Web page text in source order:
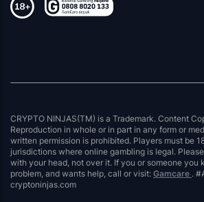
CRYPTO NINJAS(TM) is a Trademark. Content
Reproduction in whole or in part in any form or
written permission is prohibited. Players must be
jurisdictions where online gambling is legal.
with your head, not over it. If you or someone you
problem, and wants help, call or visit: Gamcare .
cryptoninjas.com